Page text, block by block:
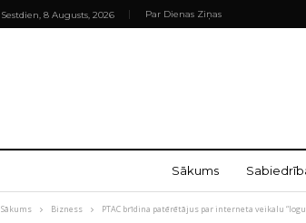
Sestdien, 8 Augusts, 2026 Par Dienas Ziņas
Sākums
Sākums Bizness PTAC brīdina patērētājus par interneta veikalu